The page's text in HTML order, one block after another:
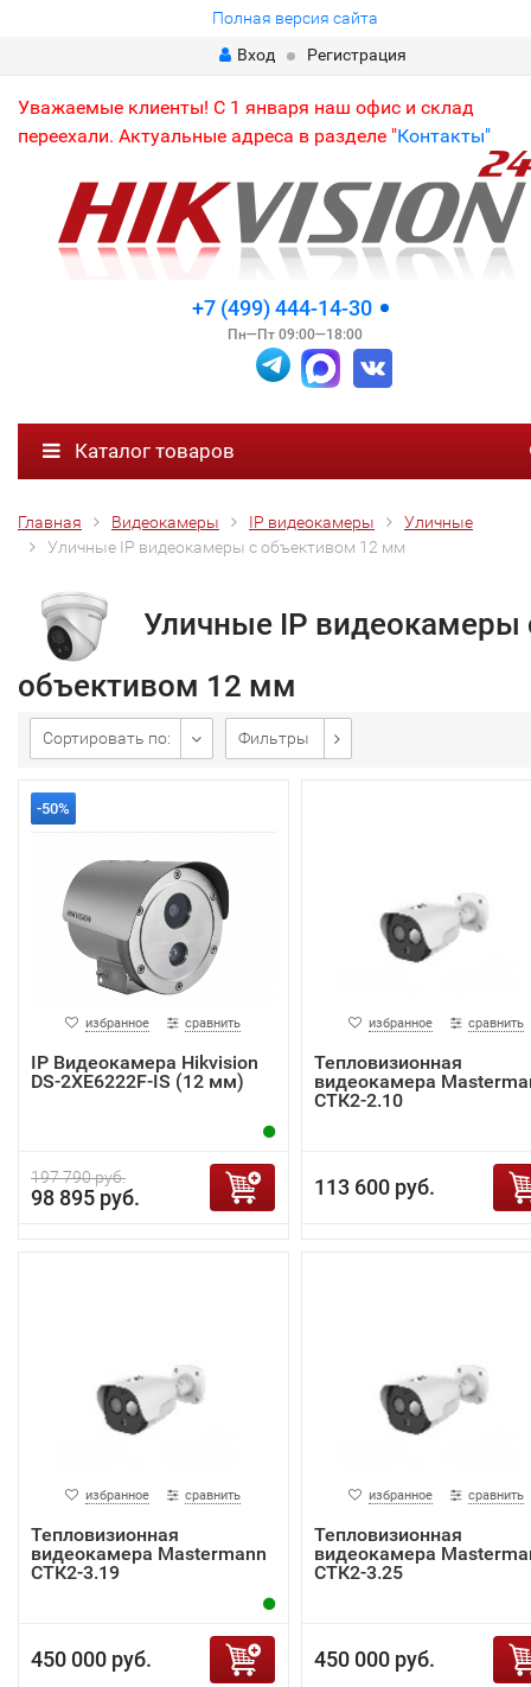
Полная версия сайта
Вход
Регистрация
Уважаемые клиенты! С 1 января наш офис и склад
переехали. Актуальные адреса в разделе "Контакты"
+7 (499) 444-14-30
Пн—Пт 09:00—18:00
Каталог товаров
Главная Видеокамеры IP видеокамеры
Уличные
Уличные IP видеокамеры с объективом 12 мм
Уличные IP видеокамеры
объективом 12 мм
Сортировать по: Фильтры
-50%
избранное сравнить
IP Видеокамера Hikvision
DS-2XE6222F-IS (12 мм)
197 790 руб.
98 895 руб.
избранное сравнить
Тепловизионная
видеокамера
СТК2-2.10
113 600 руб.
избранное сравнить
Тепловизионная
видеокамера Mastermann
СТК2-3.19
450 000 руб.
избранное сравнить
Тепловизионная
видеокамера
СТК2-3.25
450 000 руб.